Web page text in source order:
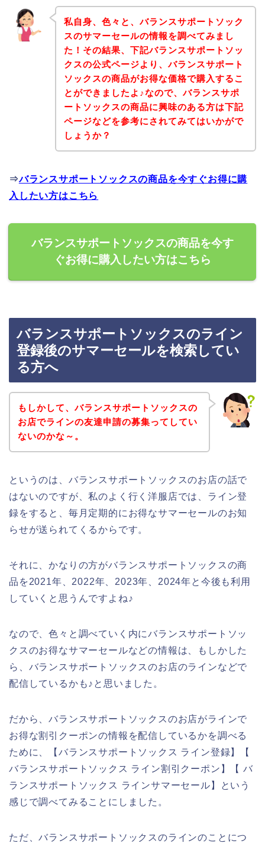
私自身、色々と、バランスサポートソック
スのサマーセールの情報を調べてみまし
た！その結果、下記バランスサポートソッ
クスの公式ページより、バランスサポート
ソックスの商品がお得な価格で購入するこ
とができましたよ♪なので、バランスサポ
ートソックスの商品に興味のある方は下記
ページなどを参考にされてみてはいかがで
しょうか？
⇒バランスサポートソックスの商品を今すぐお得に購
入したい方はこちら
バランスサポートソックスの商品を今す
ぐお得に購入したい方はこちら
バランスサポートソックスのライン
登録後のサマーセールを検索してい
る方へ
もしかして、バランスサポートソックスの
お店でラインの友達申請の募集ってしてい
ないのかな～。
というのは、バランスサポートソックスのお店の話で
はないのですが、私のよく行く洋服店では、ライン登
録をすると、毎月定期的にお得なサマーセールのお知
らせが送られてくるからです。
それに、かなりの方がバランスサポートソックスの商
品を2021年、2022年、2023年、2024年と今後も利用
していくと思うんですよね♪
なので、色々と調べていく内にバランスサポートソッ
クスのお得なサマーセールなどの情報は、もしかした
ら、バランスサポートソックスのお店のラインなどで
配信しているかも♪と思いました。
だから、バランスサポートソックスのお店がラインで
お得な割引クーポンの情報を配信しているかを調べる
ために、【バランスサポートソックス ライン登録】【
バランスサポートソックス ライン割引クーポン】【 バ
ランスサポートソックス ラインサマーセール】という
感じで調べてみることにしました。
ただ、バランスサポートソックスのラインのことにつ